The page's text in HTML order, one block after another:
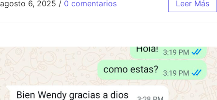
agosto 6, 2025 / 0 comentarios Leer Más